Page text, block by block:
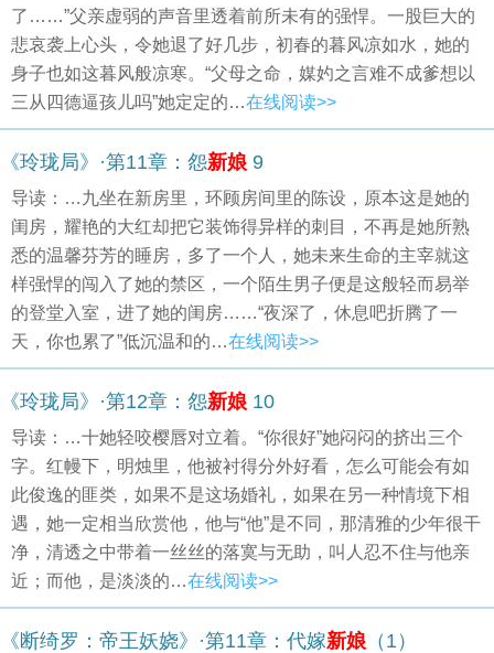
了……”父亲虚弱的声音里透着前所未有的强悍。一股巨大的
悲哀袭上心头，令她退了好几步，初春的暮风凉如水，她的
身子也如这暮风般凉寒。“父母之命，媒妁之言难不成爹想以
三从四德逼孩儿吗”她定定的…在线阅读>>
《玲珑局》·第11章：怨新娘 9
导读：…九坐在新房里，环顾房间里的陈设，原本这是她的
闺房，耀艳的大红却把它装饰得异样的刺目，不再是她所熟
悉的温馨芬芳的睡房，多了一个人，她未来生命的主宰就这
样强悍的闯入了她的禁区，一个陌生男子便是这般轻而易举
的登堂入室，进了她的闺房……“夜深了，休息吧折腾了一
天，你也累了”低沉温和的…在线阅读>>
《玲珑局》·第12章：怨新娘 10
导读：…十她轻咬樱唇对立着。“你很好”她闷闷的挤出三个
字。红幔下，明烛里，他被衬得分外好看，怎么可能会有如
此俊逸的匪类，如果不是这场婚礼，如果在另一种情境下相
遇，她一定相当欣赏他，他与“他”是不同，那清雅的少年很干
净，清透之中带着一丝丝的落寞与无助，叫人忍不住与他亲
近；而他，是淡淡的…在线阅读>>
《断绮罗：帝王妖娆》·第11章：代嫁新娘 （1）